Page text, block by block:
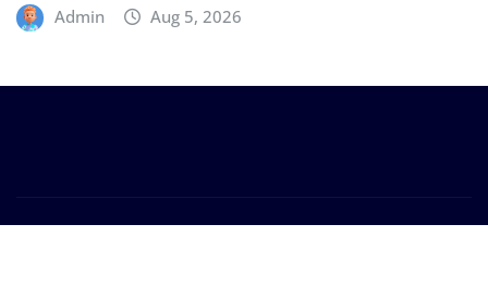
Admin Aug 5, 2026